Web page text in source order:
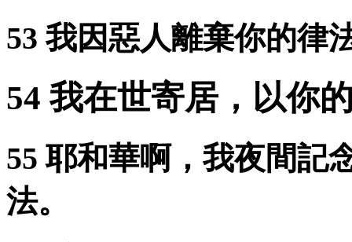
53 我因惡人離棄你的律
54 我在世寄居，以你
55 耶和華啊，我夜間記
法。